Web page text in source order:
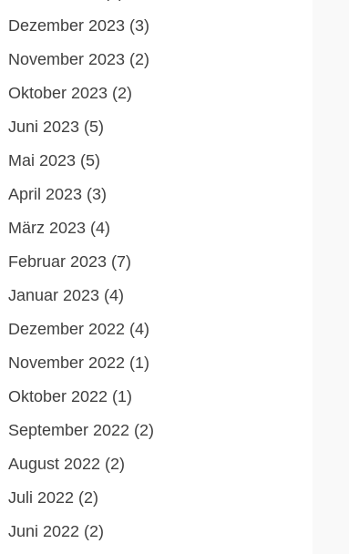
Dezember 2023(3)
November 2023(2)
Oktober 2023(2)
Juni 2023(5)
Mai 2023(5)
April 2023(3)
März 2023(4)
Februar 2023(7)
Januar 2023(4)
Dezember 2022 (4)
November 2022 (1)
Oktober 2022 (1)
September 2022 (2)
August 2022 (2)
Juli 2022 (2)
Juni 2022 (2)